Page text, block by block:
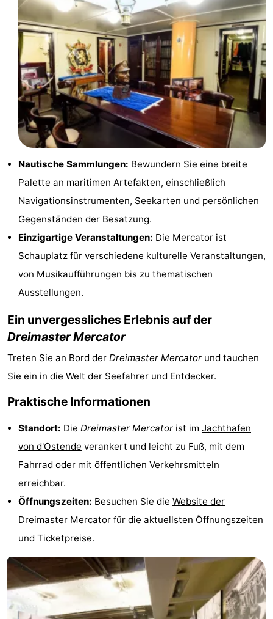
Städte
Natur
Sport
Schwimmbader
Radfahren
Wandern
Reiten
Golfplatze
Surfen
Essen
und
trinken
Veranstaltungen
Praktisch
Route
-
Adressen
Region
-
Gent
-
Ypern
Die
Küste
-
Nautische Sammlungen: Bewundern Sie eine breite
Palette an maritimen Artefakten, einschließlich
Navigationsinstrumenten, Seekarten und persönlichen
Gegenständen der Besatzung.
Einzigartige Veranstaltungen: Die Mercator ist
Schauplatz für verschiedene kulturelle Veranstaltungen,
von Musikaufführungen bis zu thematischen
Ausstellungen.
Ein unvergessliches Erlebnis auf der
Dreimaster Mercator
Treten Sie an Bord der Dreimaster Mercator und tauchen
Sie ein in die Welt der Seefahrer und Entdecker.
Praktische Informationen
Standort: Die Dreimaster Mercator ist im Jachthafen
von d'Ostende verankert und leicht zu Fuß, mit dem
Fahrrad oder mit öffentlichen Verkehrsmitteln
erreichbar.
Öffnungszeiten: Besuchen Sie die Website der
Dreimaster Mercator für die aktuellsten Öffnungszeiten
und Ticketpreise.